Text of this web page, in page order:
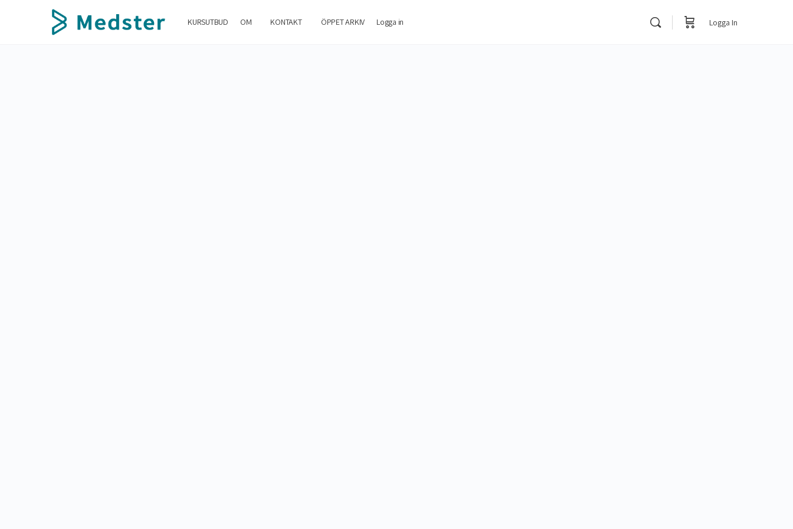
KURSUTBUD OM KONTAKT ÖPPET ARKIV Logga in Logga In